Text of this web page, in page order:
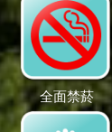
全面禁菸